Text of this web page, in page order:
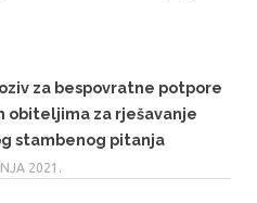
za bespovratne potpore
obiteljima za rješavanje
stambenog pitanja
2021.